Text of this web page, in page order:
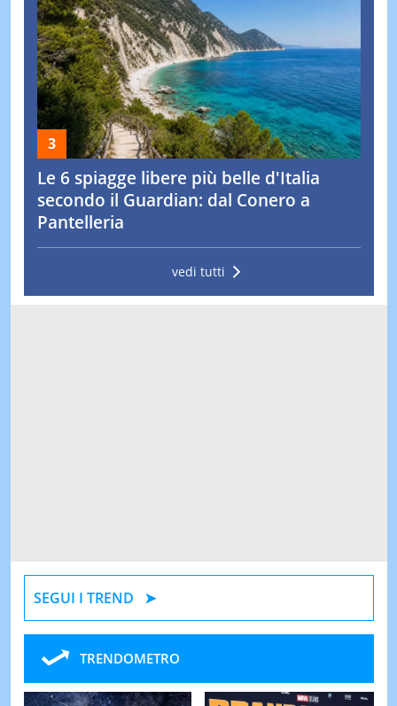
Le 6 spiagge libere più belle d'Italia
secondo il Guardian: dal Conero a
Pantelleria
vedi tutti
SEGUI I TREND
TRENDOMETRO